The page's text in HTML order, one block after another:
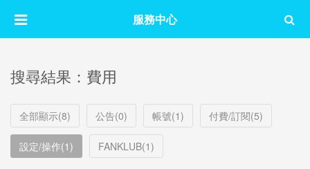
服務中心
搜尋結果：費用
全部顯示(8) 公告(0) 帳號(1) 付費/訂閱(5)
設定/操作(1) FANKLUB(1)